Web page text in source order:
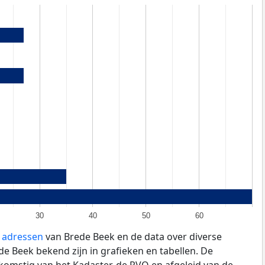
30 40 50 60
van Brede Beek en de data over diverse
Beek bekend zijn in grafieken en tabellen. De